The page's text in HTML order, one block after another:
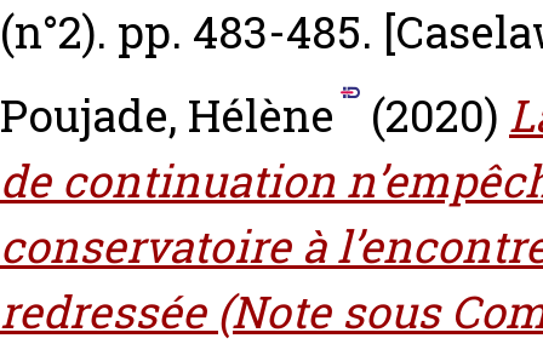
(n°2). pp. 483-485.
Poujade, Hélène
(2020)
de continuation
conservatoire à
redressée (Note sous